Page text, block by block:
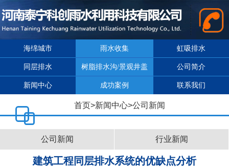
海绵城市 雨水收集 虹吸排水
同层排水 树脂排水沟/景观井盖 公司简介
新闻中心 成功案例 联系我们
首页>新闻中心>公司新闻
公司新闻 行业新闻
建筑工程同层排水系统的优缺点分析